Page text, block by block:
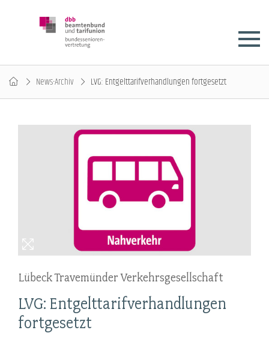
News-Archiv LVG: Entgelttarifverhandlungen fortgesetzt
Lübeck Travemünder Verkehrsgesellschaft
LVG: Entgelttarifverhandlungen
fortgesetzt